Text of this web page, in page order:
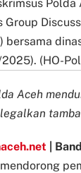
Group
bersama
(HO-
Aceh
|